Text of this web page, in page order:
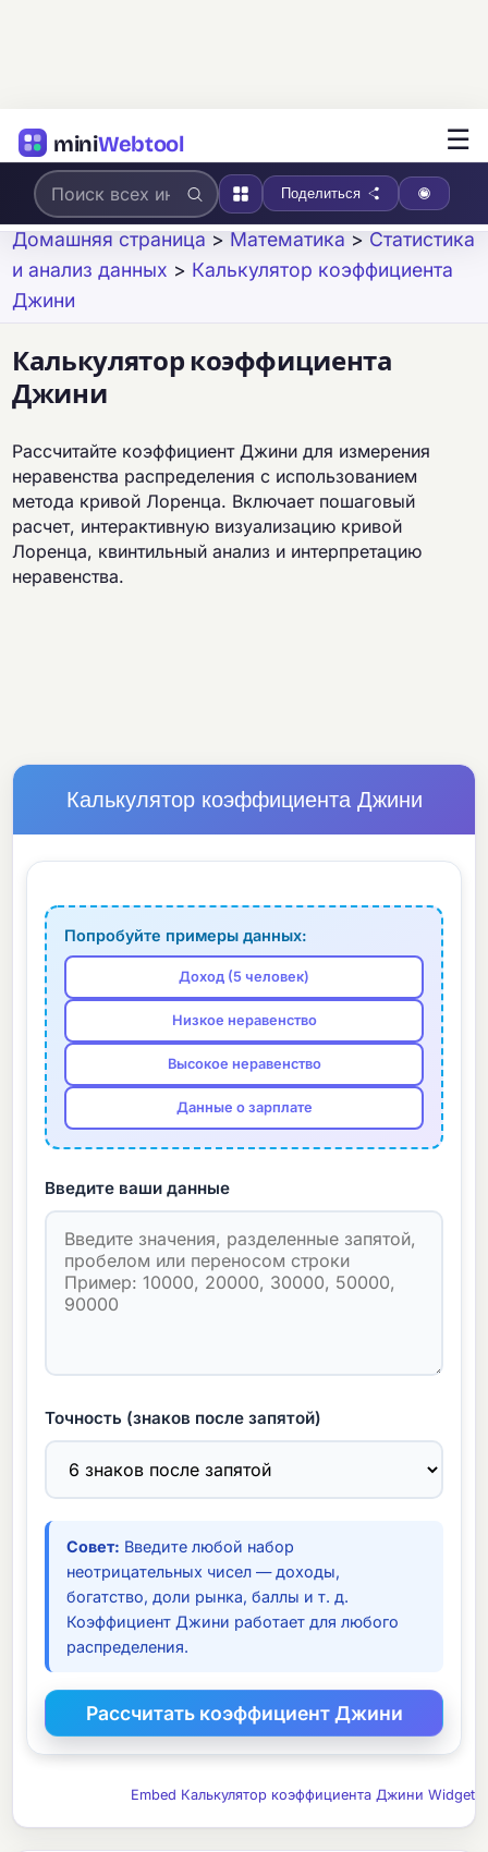
miniWebtool ☰
Поделиться
Домашняя страница > Математика > Статистика
и анализ данных > Калькулятор коэффициента
Джини
Калькулятор коэффициента
Джини
Рассчитайте коэффициент Джини для измерения
неравенства распределения с использованием
метода кривой Лоренца. Включает пошаговый
расчет, интерактивную визуализацию кривой
Лоренца, квинтильный анализ и интерпретацию
неравенства.
Калькулятор коэффициента Джини
Попробуйте примеры данных:
Доход (5 человек)
Низкое неравенство
Высокое неравенство
Данные о зарплате
Введите ваши данные
Точность (знаков после запятой)
Совет: Введите любой набор
неотрицательных чисел — доходы,
богатство, доли рынка, баллы и т. д.
Коэффициент Джини работает для любого
распределения.
Embed Калькулятор коэффициента Джини Widget